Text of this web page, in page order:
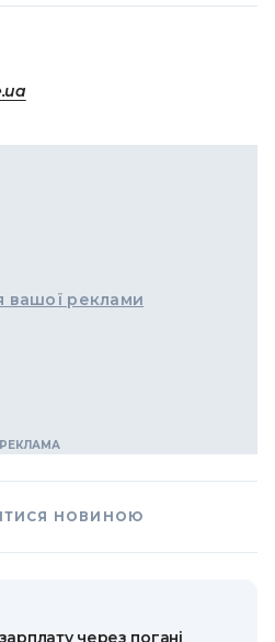
вашої реклами
НОВИНОЮ
через погані